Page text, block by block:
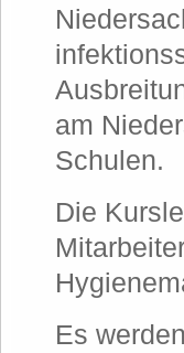
am
Schulen.
Die
Es